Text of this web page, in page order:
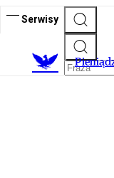
Serwisy
P